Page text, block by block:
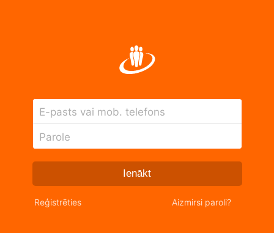
E-pasts vai mob. telefons
Parole
Ienākt
Reģistrēties Aizmirsi paroli?